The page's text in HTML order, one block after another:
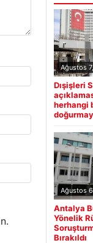
Ağustos
Dışişleri
herhangi
Ağustos
Antalya
Yönelik
Bırakıldı